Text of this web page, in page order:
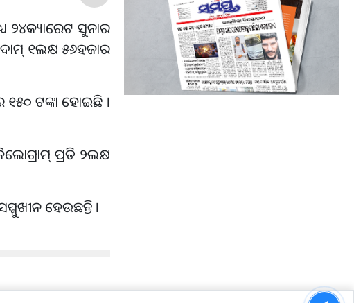
୨୪କ୍ୟାରେଟ ସୁନାର
୧ଲକ୍ଷ ୫୬ହଜାର
ଟଙ୍କା ହୋଇଛି ।
ପ୍ରତି ୨ଲକ୍ଷ
ହେଉଛନ୍ତି ।